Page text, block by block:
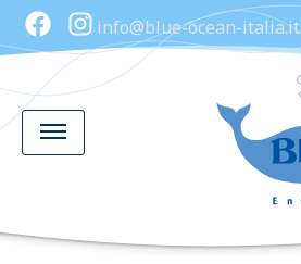
info@blue-ocean-italia.it